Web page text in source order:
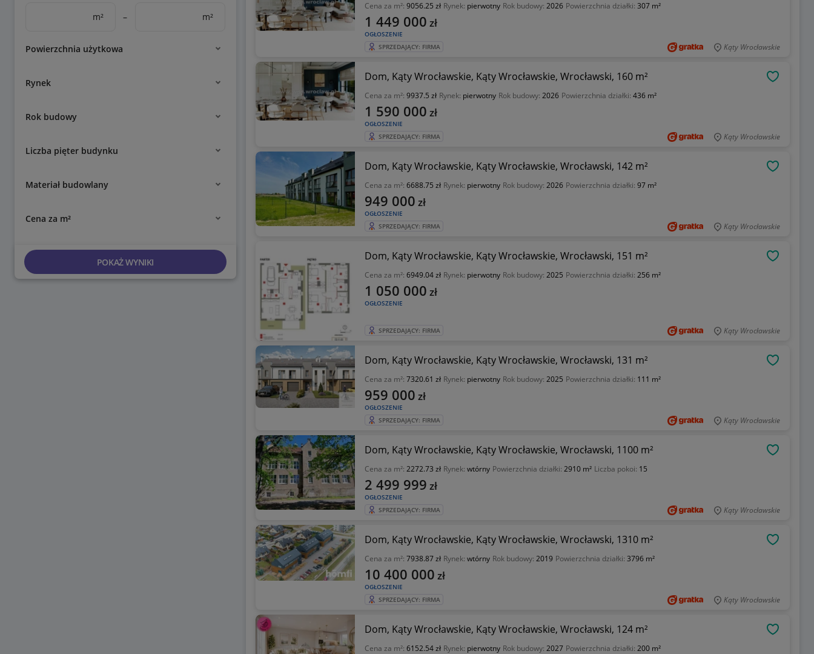
m² – m²
Powierzchnia użytkowa
Rynek
Rok budowy
Liczba pięter budynku
Materiał budowlany
Cena za m²
POKAŻ WYNIKI
Cena za m²: 9056.25 zł Rynek: pierwotny Rok budowy: 2026 Powierzchnia działki: 307 m²
OGŁOSZENIE
1 449 000 zł
SPRZEDAJĄCY: FIRMA Kąty Wrocławskie
Dom, Kąty Wrocławskie, Kąty Wrocławskie, Wrocławski, 160 m²
Cena za m²: 9937.5 zł Rynek: pierwotny Rok budowy: 2026 Powierzchnia działki: 436 m²
OGŁOSZENIE
1 590 000 zł
SPRZEDAJĄCY: FIRMA Kąty Wrocławskie
Dom, Kąty Wrocławskie, Kąty Wrocławskie, Wrocławski, 142 m²
Cena za m²: 6688.75 zł Rynek: pierwotny Rok budowy: 2026 Powierzchnia działki: 97 m²
OGŁOSZENIE
949 000 zł
SPRZEDAJĄCY: FIRMA Kąty Wrocławskie
Dom, Kąty Wrocławskie, Kąty Wrocławskie, Wrocławski, 151 m²
Cena za m²: 6949.04 zł Rynek: pierwotny Rok budowy: 2025 Powierzchnia działki: 256 m²
OGŁOSZENIE
1 050 000 zł
SPRZEDAJĄCY: FIRMA Kąty Wrocławskie
Dom, Kąty Wrocławskie, Kąty Wrocławskie, Wrocławski, 131 m²
Cena za m²: 7320.61 zł Rynek: pierwotny Rok budowy: 2025 Powierzchnia działki: 111 m²
OGŁOSZENIE
959 000 zł
SPRZEDAJĄCY: FIRMA Kąty Wrocławskie
Dom, Kąty Wrocławskie, Kąty Wrocławskie, Wrocławski, 1100 m²
Cena za m²: 2272.73 zł Rynek: wtórny Powierzchnia działki: 2910 m² Liczba pokoi: 15
OGŁOSZENIE
2 499 999 zł
SPRZEDAJĄCY: FIRMA Kąty Wrocławskie
Dom, Kąty Wrocławskie, Kąty Wrocławskie, Wrocławski, 1310 m²
Cena za m²: 7938.87 zł Rynek: wtórny Rok budowy: 2019 Powierzchnia działki: 3796 m²
OGŁOSZENIE
10 400 000 zł
SPRZEDAJĄCY: FIRMA Kąty Wrocławskie
Dom, Kąty Wrocławskie, Kąty Wrocławskie, Wrocławski, 124 m²
Cena za m²: 6152.54 zł Rynek: pierwotny Rok budowy: 2027 Powierzchnia działki: 200 m²